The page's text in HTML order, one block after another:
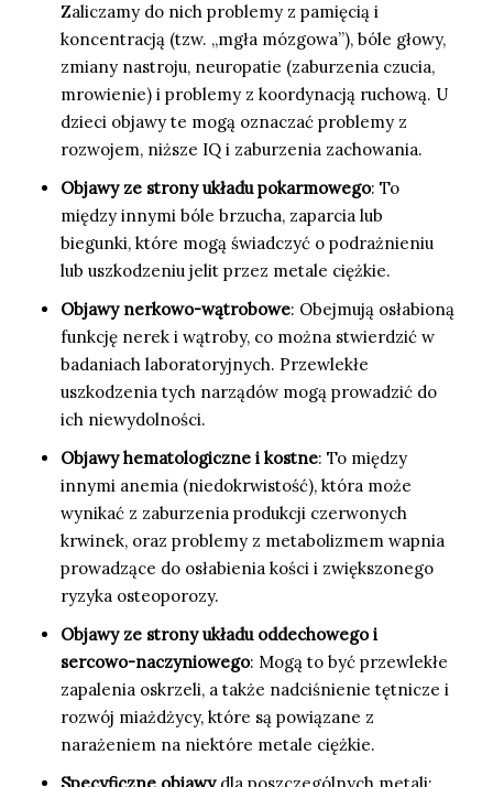
Zaliczamy do nich problemy z pamięcią i
koncentracją (tzw. „mgła mózgowa”), bóle głowy,
zmiany nastroju, neuropatie (zaburzenia czucia,
mrowienie) i problemy z koordynacją ruchową. U
dzieci objawy te mogą oznaczać problemy z
rozwojem, niższe IQ i zaburzenia zachowania.
Objawy ze strony układu pokarmowego: To
między innymi bóle brzucha, zaparcia lub
biegunki, które mogą świadczyć o podrażnieniu
lub uszkodzeniu jelit przez metale ciężkie.
Objawy nerkowo-wątrobowe: Obejmują osłabioną
funkcję nerek i wątroby, co można stwierdzić w
badaniach laboratoryjnych. Przewlekłe
uszkodzenia tych narządów mogą prowadzić do
ich niewydolności.
Objawy hematologiczne i kostne: To między
innymi anemia (niedokrwistość), która może
wynikać z zaburzenia produkcji czerwonych
krwinek, oraz problemy z metabolizmem wapnia
prowadzące do osłabienia kości i zwiększonego
ryzyka osteoporozy.
Objawy ze strony układu oddechowego i
sercowo-naczyniowego: Mogą to być przewlekłe
zapalenia oskrzeli, a także nadciśnienie tętnicze i
rozwój miażdżycy, które są powiązane z
narażeniem na niektóre metale ciężkie.